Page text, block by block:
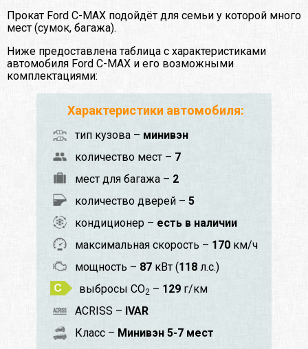
Прокат Ford C-MAX подойдёт для семьи у которой много
мест (сумок, багажа).
Ниже предоставлена таблица с характеристиками
автомобиля Ford C-MAX и его возможными
комплектациями:
Характеристики автомобиля:
тип кузова – минивэн
количество мест – 7
мест для багажа – 2
количество дверей – 5
кондиционер – есть в наличии
максимальная скорость – 170 км/ч
мощность – 87 кВт (118 л.с.)
выбросы CO2 – 129 г/км
ACRISS – IVAR
Класс – Минивэн 5-7 мест